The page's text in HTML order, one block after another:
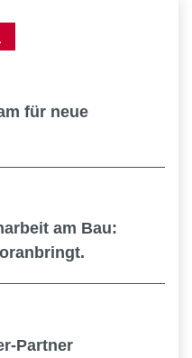
für neue
am Bau:
Partner